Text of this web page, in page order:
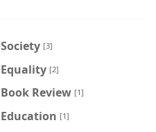
Society [3]
Equality [2]
Book Review [1]
Education [1]